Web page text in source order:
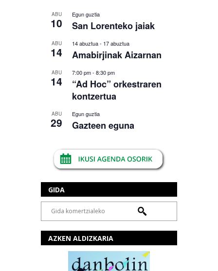
ABU
10
Egun guztia
San Lorenteko jaiak
ABU
14
14 abuztua- 17 abuztua
Amabirjinak Aizarnan
ABU
14
7:00 pm- 8:30 pm
“Ad Hoc” orkestraren
kontzertua
ABU
29
Egun guztia
Gazteen eguna
GIDA
AZKEN ALDIZKARIA